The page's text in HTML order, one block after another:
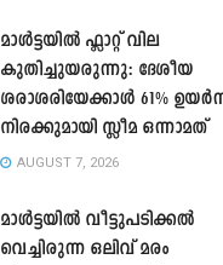
മാൾട്ടയിൽ ഫ്ലാറ്റ് വില
കുതിച്ചുയരുന്നു: ദേശീയ
ശരാശരിയേക്കാൾ 61%
നിരക്കുമായി സ്ലീമ ഒന്നാമത്
AUGUST 7, 2026
മാൾട്ടയിൽ വീട്ടുപടിക്കൽ
വെച്ചിരുന്ന ഒലിവ് മരം